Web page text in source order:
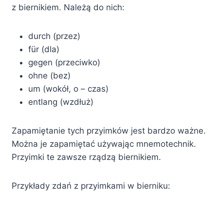
z biernikiem. Należą do nich:
durch (przez)
für (dla)
gegen (przeciwko)
ohne (bez)
um (wokół, o – czas)
entlang (wzdłuż)
Zapamiętanie tych przyimków jest bardzo ważne.
Można je zapamiętać używając mnemotechnik.
Przyimki te zawsze rządzą biernikiem.
Przykłady zdań z przyimkami w bierniku: